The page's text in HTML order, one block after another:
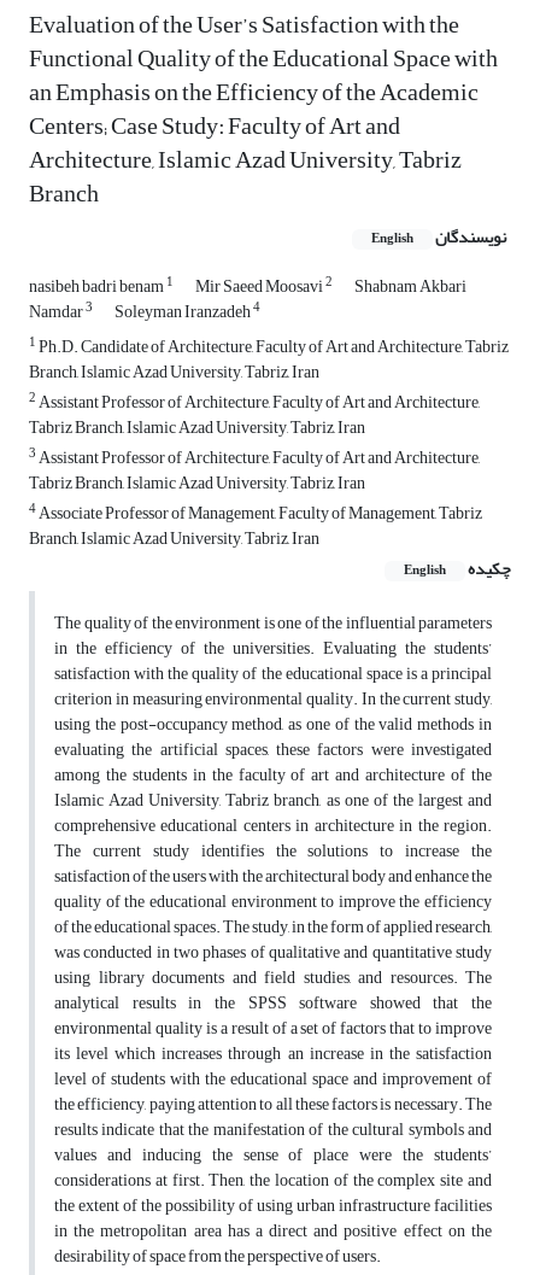
Evaluation of the User’s Satisfaction with the
Functional Quality of the Educational Space with
an Emphasis on the Efficiency of the Academic
Centers; Case Study: Faculty of Art and
Architecture, Islamic Azad University, Tabriz
Branch
نویسندگان English
nasibeh badri benam1 Mir Saeed Moosavi2 Shabnam Akbari
Namdar3 Soleyman Iranzadeh4
1Ph.D. Candidate of Architecture, Faculty of Art and Architecture, Tabriz
Branch, Islamic Azad University, Tabriz, Iran
2Assistant Professor of Architecture, Faculty of Art and Architecture,
Tabriz Branch, Islamic Azad University, Tabriz, Iran
3Assistant Professor of Architecture, Faculty of Art and Architecture,
Tabriz Branch, Islamic Azad University, Tabriz, Iran
4Associate Professor of Management, Faculty of Management, Tabriz
Branch, Islamic Azad University, Tabriz, Iran
چکیده
English
The quality of the environment is one of the influential parameters
in the efficiency of the universities. Evaluating the students’
satisfaction with the quality of the educational space is a principal
criterion in measuring environmental quality. In the current study,
using the post-occupancy method, as one of the valid methods in
evaluating the artificial spaces, these factors were investigated
among the students in the faculty of art and architecture of the
Islamic Azad University, Tabriz branch, as one of the largest and
comprehensive educational centers in architecture in the region.
The current study identifies the solutions to increase the
satisfaction of the users with the architectural body and enhance the
quality of the educational environment to improve the efficiency
of the educational spaces. The study, in the form of applied research,
was conducted in two phases of qualitative and quantitative study
using library documents and field studies, and resources. The
analytical results in the SPSS software showed that the
environmental quality is a result of a set of factors that to improve
its level which increases through an increase in the satisfaction
level of students with the educational space and improvement of
the efficiency, paying attention to all these factors is necessary. The
results indicate that the manifestation of the cultural symbols and
values and inducing the sense of place were the students’
considerations at first. Then, the location of the complex site and
the extent of the possibility of using urban infrastructure facilities
in the metropolitan area has a direct and positive effect on the
desirability of space from the perspective of users.